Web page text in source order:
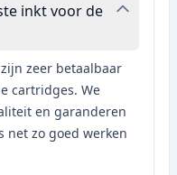
inkt voor de
zeer betaalbaar
cartridges. We
en garanderen
zo goed werken